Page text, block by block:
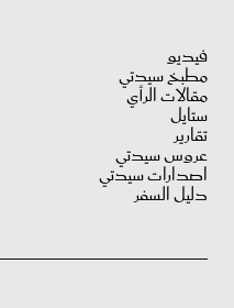
فيديو
مطبخ سيدتي
مقالات الرأي
ستايل
تقارير
عروس سيدتي
اصدارات سيدتي
دليل السفر